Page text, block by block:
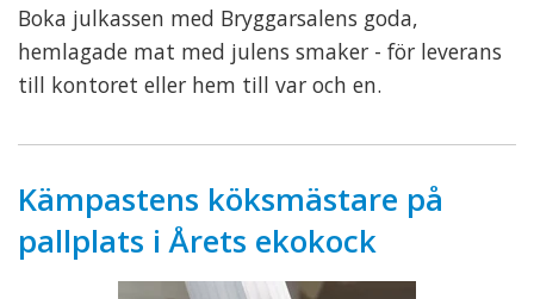
Boka julkassen med Bryggarsalens goda,
hemlagade mat med julens smaker - för leverans
till kontoret eller hem till var och en.
Kämpastens köksmästare på
pallplats i Årets ekokock